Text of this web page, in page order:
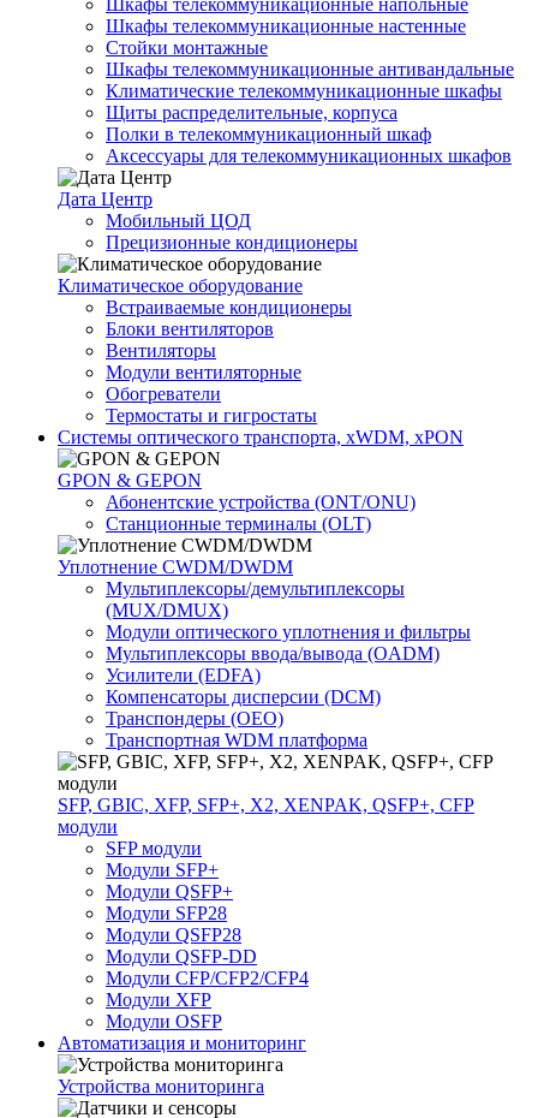
Шкафы телекоммуникационные напольные
Шкафы телекоммуникационные настенные
Стойки монтажные
Шкафы телекоммуникационные антивандальные
Климатические телекоммуникационные шкафы
Щиты распределительные, корпуса
Полки в телекоммуникационный шкаф
Аксессуары для телекоммуникационных шкафов
Дата Центр
Мобильный ЦОД
Прецизионные кондиционеры
Климатичeское оборудование
Встраиваемые кондиционеры
Блоки вентиляторов
Вентиляторы
Модули вентиляторные
Обогреватели
Термостаты и гигростаты
Системы оптического транспорта, xWDM, xPON
GPON & GEPON
Абонентские устройства (ONT/ONU)
Станционные терминалы (OLT)
Уплотнение CWDM/DWDM
Мультиплексоры/демультиплексоры
(MUX/DMUX)
Модули оптического уплотнения и фильтры
Мультиплексоры ввода/вывода (OADM)
Усилители (EDFA)
Компенсаторы дисперсии (DCM)
Транспондеры (OEO)
Транспортная WDM платформа
SFP, GBIC, XFP, SFP+, X2, XENPAK, QSFP+, CFP
модули
SFP модули
Модули SFP+
Модули QSFP+
Модули SFP28
Модули QSFP28
Модули QSFP-DD
Модули CFP/CFP2/CFP4
Модули XFP
Модули OSFP
Автоматизация и мониторинг
Устройства мониторинга